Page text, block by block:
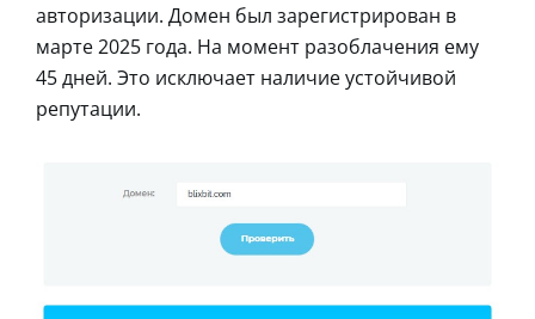
авторизации. Домен был зарегистрирован в
марте 2025 года. На момент разоблачения ему
45 дней. Это исключает наличие устойчивой
репутации.